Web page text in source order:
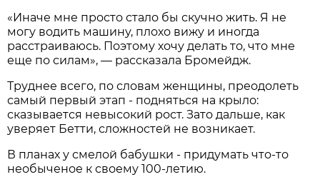
«Иначе мне просто стало бы скучно жить. Я не
могу водить машину, плохо вижу и иногда
расстраиваюсь. Поэтому хочу делать то, что мне
еще по силам», — рассказала Бромейдж.
Труднее всего, по словам женщины, преодолеть
самый первый этап - подняться на крыло:
сказывается невысокий рост. Зато дальше, как
уверяет Бетти, сложностей не возникает.
В планах у смелой бабушки - придумать что-то
необыченое к своему 100-летию.